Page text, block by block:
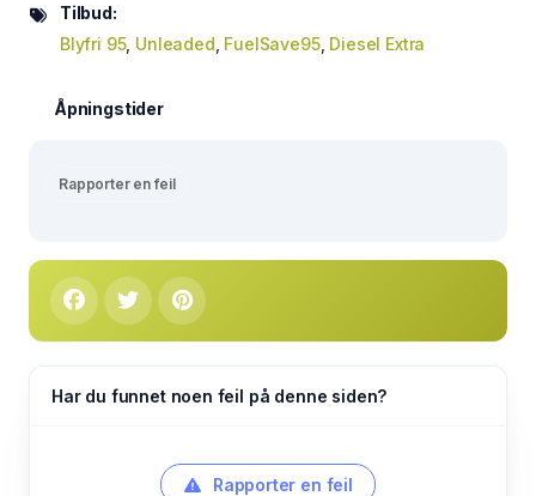
Tilbud:
Blyfri 95, Unleaded FuelSave95, Diesel Extra
Åpningstider
Rapporter en feil
Har du funnet noen feil på denne siden?
Rapporter en feil